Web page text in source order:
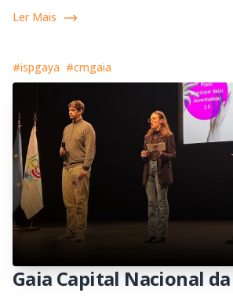
Ler Mais
#ispgaya #cmgaia
Gaia Capital Nacional